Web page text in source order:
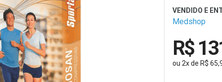
Medshop
R$
ou 2xde R$